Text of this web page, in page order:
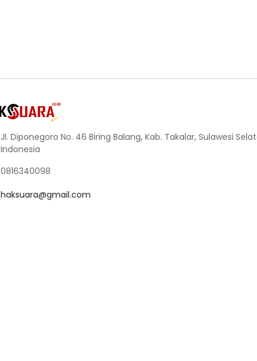
Jl. Diponegoro No. 46 Biring Balang, Kab. Takalar, Sulawesi
Indonesia
0816340098
haksuara@gmail.com